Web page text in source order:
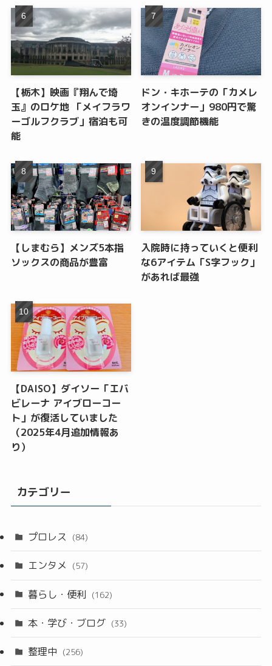
【栃木】映画『翔んで埼
玉』のロケ地 「メイフラワ
ーゴルフクラブ」宿泊も可
能
ドン・キホーテの「カメレ
オンインナー」980円で驚
きの温度調節機能
【しまむら】メンズ5本指
ソックスの商品が豊富
入院時に持っていくと便利
な6アイテム「S字フック」
があれば最強
【DAISO】ダイソー「エバ
ビレーナ アイブローコー
ト」が復活していました
（2025年4月追加情報あ
り）
カテゴリー
プロレス (84)
エンタメ (57)
暮らし・便利 (162)
本・学び・ブログ (33)
整理中 (256)